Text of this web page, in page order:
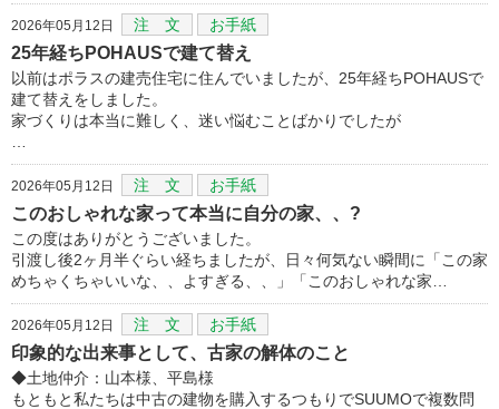
2026年05月12日 注 文 お手紙
25年経ちPOHAUSで建て替え
以前はポラスの建売住宅に住んでいましたが、25年経ちPOHAUSで
建て替えをしました。
家づくりは本当に難しく、迷い悩むことばかりでしたが
2026年05月12日 注 文 お手紙
このおしゃれな家って本当に自分の家、、?
この度はありがとうございました。
引渡し後2ヶ月半ぐらい経ちましたが、日々何気ない瞬間に「この家
めちゃくちゃいいな、、よすぎる、、」「このおしゃれな家…
2026年05月12日 注 文 お手紙
印象的な出来事として、古家の解体のこと
◆土地仲介：山本様、平島様
もともと私たちは中古の建物を購入するつもりでSUUMOで複数問